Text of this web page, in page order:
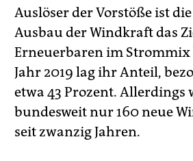
Auslöser der Vorstöße ist
Ausbau der Windkraft das
Erneuerbaren im Strommix
Jahr 2019 lag ihr Anteil,
etwa 43 Prozent.
bundesweit nur 160 neue
seit zwanzig Jahren.